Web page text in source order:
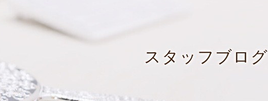
スタッフブログ